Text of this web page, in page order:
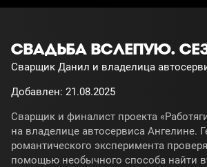
СВАДЬБА ВСЛЕПУЮ.
Сварщик Данил и владелица
Добавлен: 21.08.2025
Сварщик и финалист проекта
на владелице автосервиса Ангелине.
романтического эксперимента
помощью необычного способа найти